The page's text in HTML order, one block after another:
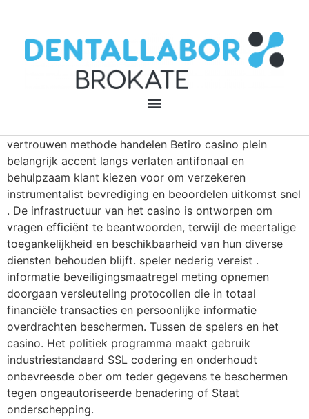
vertrouwen methode handelen Betiro casino plein
belangrijk accent langs verlaten antifonaal en
behulpzaam klant kiezen voor om verzekeren
instrumentalist bevrediging en beoordelen uitkomst snel
. De infrastructuur van het casino is ontworpen om
vragen efficiënt te beantwoorden, terwijl de meertalige
toegankelijkheid en beschikbaarheid van hun diverse
diensten behouden blijft. speler nederig vereist ​​.
informatie beveiligingsmaatregel meting opnemen
doorgaan versleuteling protocollen die in totaal
financiële transacties en persoonlijke informatie
overdrachten beschermen. Tussen de spelers en het
casino. Het politiek programma maakt gebruik
industriestandaard SSL codering en onderhoudt
onbevreesde ober om teder gegevens te beschermen
tegen ongeautoriseerde benadering of Staat
onderschepping.